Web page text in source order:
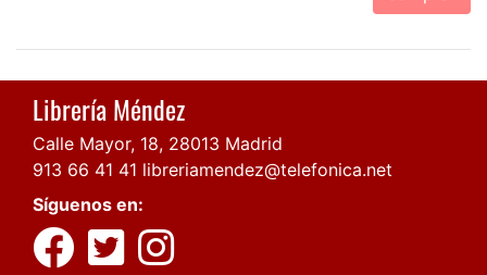
Librería Méndez
Calle Mayor, 18, 28013 Madrid
913 66 41 41 libreriamendez@telefonica.net
Síguenos en: